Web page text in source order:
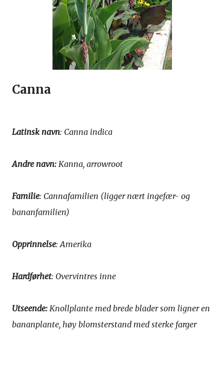
Canna
Latinsk navn: Canna indica
Andre navn: Kanna, arrowroot
Familie: Cannafamilien (ligger nært ingefær- og
bananfamilien)
Opprinnelse: Amerika
Hardførhet: Overvintres inne
Utseende: Knollplante med brede blader som ligner en
bananplante, høy blomsterstand med sterke farger